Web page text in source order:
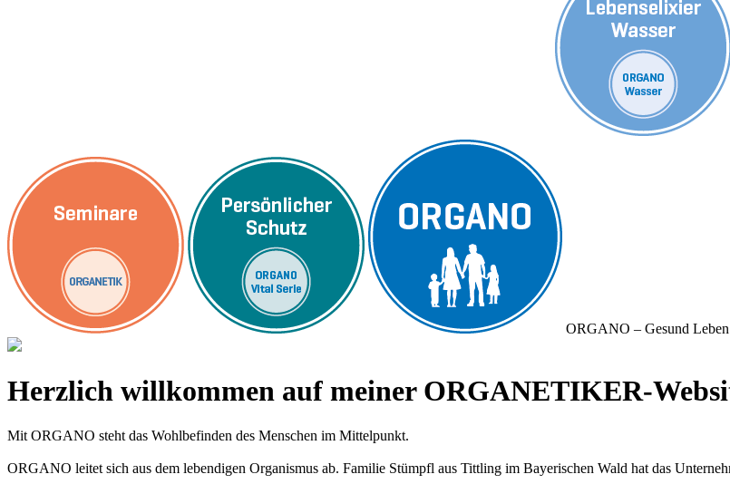
ORGANO – Gesund
Herzlich willkommen auf meiner ORGANETIKER-
Mit ORGANO steht das Wohlbefinden des Menschen im Mittelpunkt.
ORGANO leitet sich aus dem lebendigen Organismus ab. Familie Stümpfl aus Tittling im Bayerischen Wald hat das